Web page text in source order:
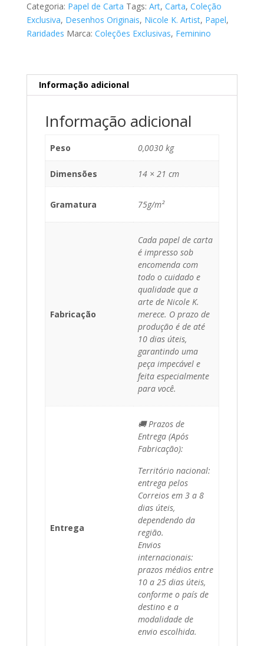
009
Categoria: Papel de Carta Tags: Art, Carta, Coleção
Exclusiva, Desenhos Originais, Nicole K. Artist, Papel,
Raridades Marca: Coleções Exclusivas, Feminino
Informação adicional
Informação adicional
Peso 0,0030 kg
Dimensões 14 × 21 cm
Gramatura 75g/m²
Fabricação
Cada papel de carta
é impresso sob
encomenda com
todo o cuidado e
qualidade que a
arte de Nicole K.
merece. O prazo de
produção é de até
10 dias úteis,
garantindo uma
peça impecável e
feita especialmente
para você.
Entrega
🚚 Prazos de
Entrega (Após
Fabricação):
Território nacional:
entrega pelos
Correios em 3 a 8
dias úteis,
dependendo da
região.
Envios
internacionais:
prazos médios entre
10 a 25 dias úteis,
conforme o país de
destino e a
modalidade de
envio escolhida.